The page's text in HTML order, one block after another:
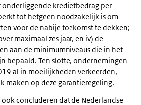
kredietbedrag per
tot hetgeen noodzakelijk is om
voor de nabije toekomst te dekken;
maximaal zes jaar, en iv) de
aan de minimumniveaus die in het
bepaald. Ten slotte, ondernemingen
al in moeilijkheden verkeerden,
maken op deze garantieregeling.
ook concluderen dat de Nederlandse